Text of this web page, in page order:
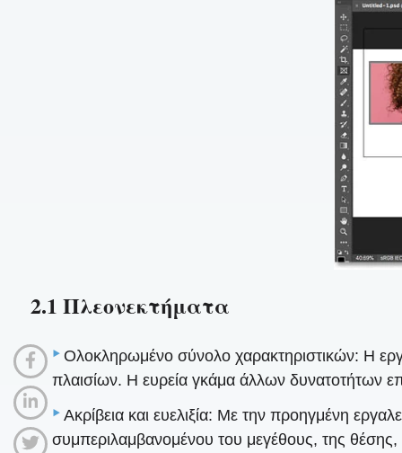
2.1 Πλεονεκτήματα
Ολοκληρωμένο σύνολο χαρακτηριστικών: Η
πλαισίων. Η ευρεία γκάμα άλλων δυνατοτήτων
Ακρίβεια και ευελιξία: Με την προηγμένη
συμπεριλαμβανομένου του μεγέθους, της